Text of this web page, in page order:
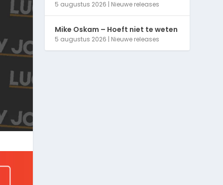
5 augustus 2026 | Nieuwe releases
Mike Oskam – Hoeft niet te weten
5 augustus 2026 | Nieuwe releases